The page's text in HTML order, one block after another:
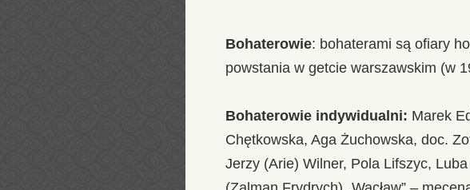
Bohaterowie: bohaterami są ofiary
powstania w getcie warszawskim (w
Bohaterowie indywidualni: Marek
Chętkowska, Aga Żuchowska, doc.
Jerzy (Arie) Wilner, Pola Lifszyc,